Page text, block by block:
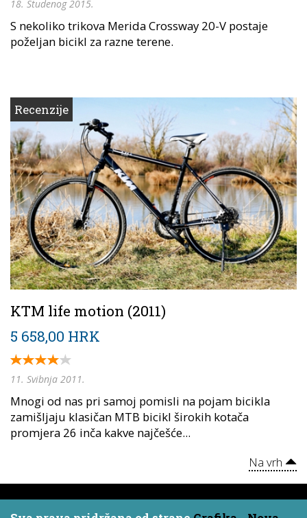
18. Studenog 2015.
S nekoliko trikova Merida Crossway 20-V postaje
poželjan bicikl za razne terene.
Recenzije
KTM life motion (2011)
5 658,00 HRK
11. Svibnja 2011.
Mnogi od nas pri samoj pomisli na pojam bicikla
zamišljaju klasičan MTB bicikl širokih kotača
promjera 26 inča kakve najčešće...
Na vrh